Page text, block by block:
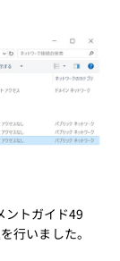
ントガイド49
行いました。